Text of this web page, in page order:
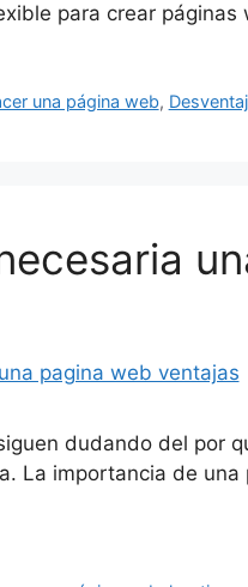
para crear páginas
una página web,
dudando del por
La importancia de